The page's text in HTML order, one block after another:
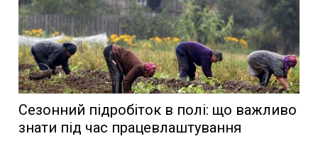
Сезонний підробіток в полі: що важливо
знати під час працевлаштування